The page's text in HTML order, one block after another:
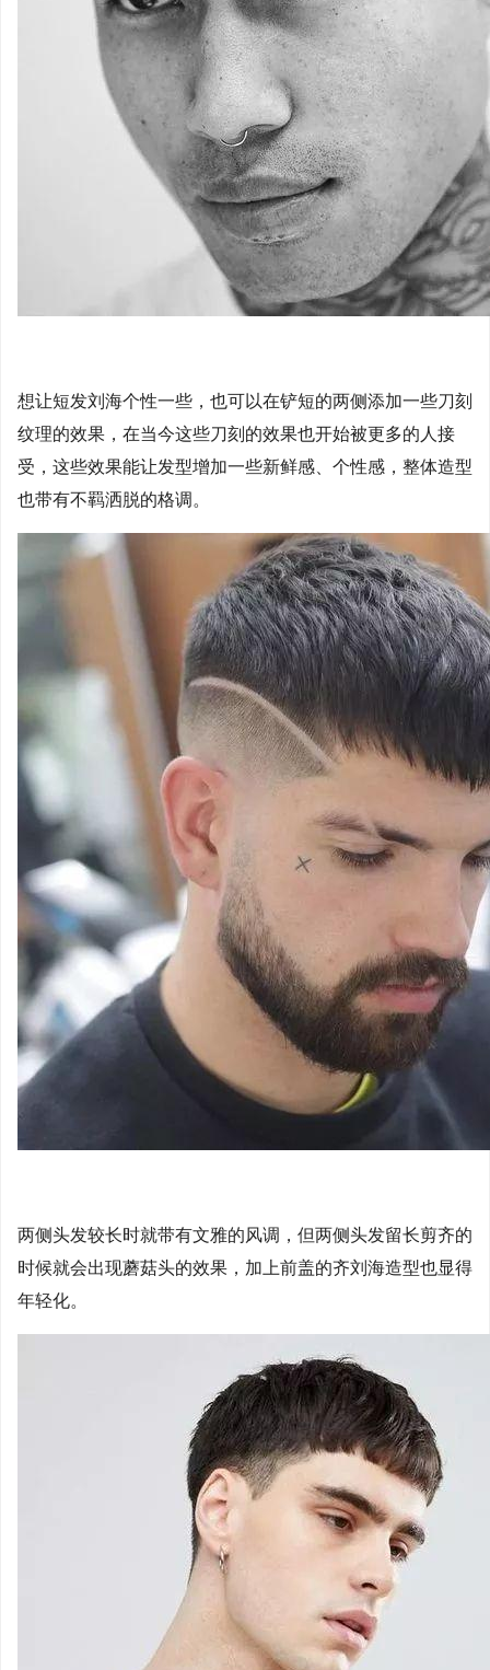
想让短发刘海个性一些，也可以在铲短的两侧添加一些刀刻
纹理的效果，在当今这些刀刻的效果也开始被更多的人接
受，这些效果能让发型增加一些新鲜感、个性感，整体造型
也带有不羁洒脱的格调。
两侧头发较长时就带有文雅的风调，但两侧头发留长剪齐的
时候就会出现蘑菇头的效果，加上前盖的齐刘海造型也显得
年轻化。